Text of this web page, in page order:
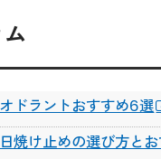
ドラントおすすめ6選
焼け止めの選び方とお